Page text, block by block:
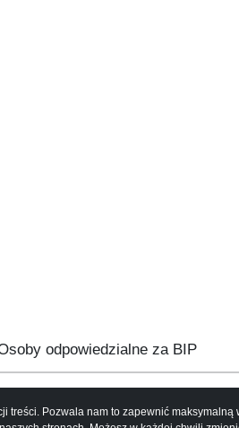
odpowiedzialne za BIP
treści. Pozwala nam to zapewnić maksymalną